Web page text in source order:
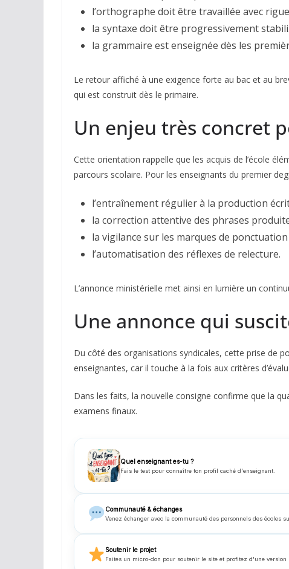
l’orthographe doit être travaillée avec
la syntaxe doit être progressivement
la grammaire est enseignée dès les
Le retour affiché à une exigence forte au bac et au
qui est construit dès le primaire.
Un enjeu très concret
Cette orientation rappelle que les acquis de l’école
parcours scolaire. Pour les enseignants du premier
l’entraînement régulier à la production
la correction attentive des phrases
la vigilance sur les marques de ponctuation
l’automatisation des réflexes de relecture.
L’annonce ministérielle met ainsi en lumière un
Une annonce qui
Du côté des organisations syndicales, cette prise de
enseignantes, car il touche à la fois aux critères
Dans les faits, la nouvelle consigne confirme que la
examens finaux.
Quel enseignant es-tu ?
Fais le test pour connaître ton profil caché d'enseignant.
Communauté & échanges
Venez échanger avec la communauté des personnels des écoles
Soutenir le projet
Faites un micro-don pour soutenir le site et profitez d'une version